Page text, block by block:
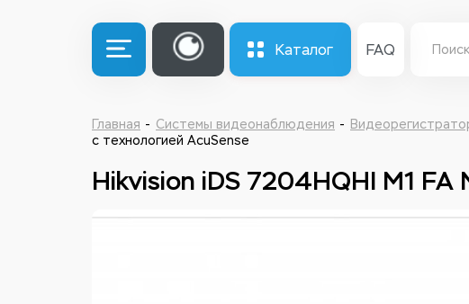
Каталог FAQ
Главная Системы видеонаблюдения
с технологией AcuSense
Hikvision iDS 7204HQHI M1 FA